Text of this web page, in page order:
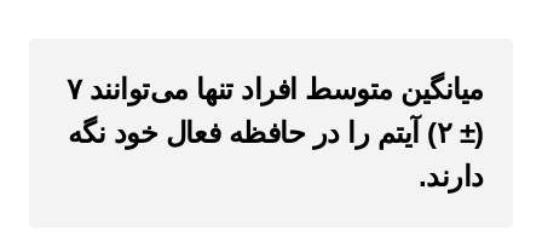
میانگین
متوسط افراد تنها می‌توانند ۷
(± ۲) آیتم را در حافظه فعال خود نگه
دارند.